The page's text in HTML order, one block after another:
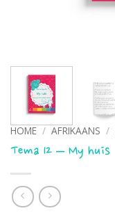
HOME / AFRIKAANS /
Tema 12 – My huis